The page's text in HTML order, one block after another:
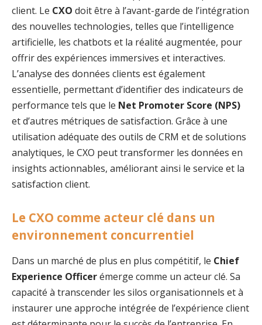
client. Le CXO doit être à l’avant-garde de l’intégration
des nouvelles technologies, telles que l’intelligence
artificielle, les chatbots et la réalité augmentée, pour
offrir des expériences immersives et interactives.
L’analyse des données clients est également
essentielle, permettant d’identifier des indicateurs de
performance tels que le Net Promoter Score (NPS)
et d’autres métriques de satisfaction. Grâce à une
utilisation adéquate des outils de CRM et de solutions
analytiques, le CXO peut transformer les données en
insights actionnables, améliorant ainsi le service et la
satisfaction client.
Le CXO comme acteur clé dans un
environnement concurrentiel
Dans un marché de plus en plus compétitif, le Chief
Experience Officerémerge comme un acteur clé. Sa
capacité à transcender les silos organisationnels et à
instaurer une approche intégrée de l’expérience client